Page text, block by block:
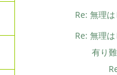
Re: 無理
Re: 無理
有り